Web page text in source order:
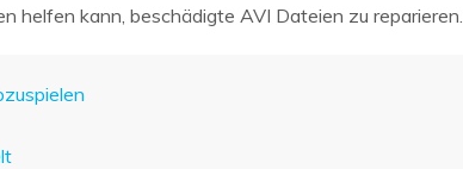
helfen kann, beschädigte AVI Dateien zu reparieren.